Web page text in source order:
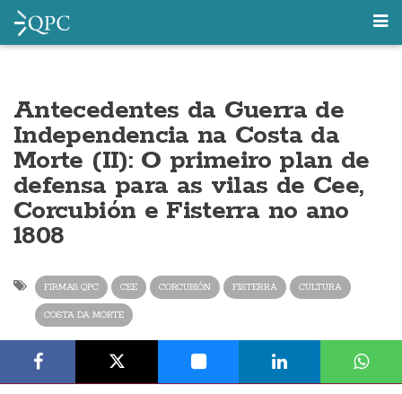
Antecedentes da Guerra de
Independencia na Costa da
Morte (II): O primeiro plan de
defensa para as vilas de Cee,
Corcubión e Fisterra no ano
1808
FIRMAS QPC CEE CORCUBIÓN FISTERRA CULTURA
COSTA DA MORTE